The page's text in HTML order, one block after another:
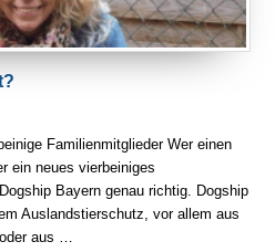
Familienmitglieder Wer einen
ein neues vierbeiniges
Bayern genau richtig. Dogship
Auslandstierschutz, vor allem aus
aus …